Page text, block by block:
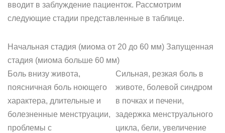
вводит в заблуждение пациенток. Рассмотрим
следующие стадии представленные в таблице.
Начальная стадия (миома от 20 до 60 мм) Запущенная
стадия (миома больше 60 мм)
Боль внизу живота,
поясничная боль ноющего
характера, длительные и
болезненные менструации,
проблемы с
Сильная, резкая боль в
животе, болевой синдром
в почках и печени,
задержка менструального
цикла, бели, увеличение